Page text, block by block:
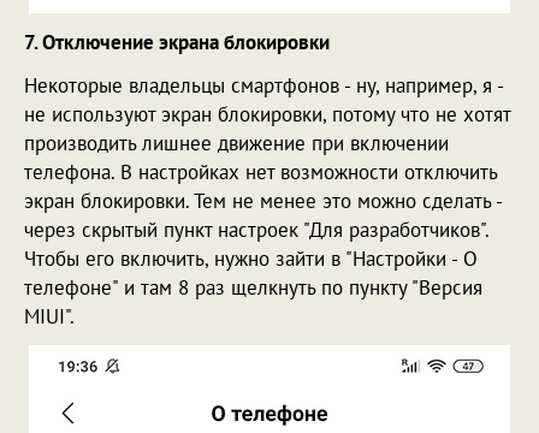
7. Отключение экрана блокировки
Некоторые владельцы смартфонов - ну, например, я -
не используют экран блокировки, потому что не хотят
производить лишнее движение при включении
телефона. В настройках нет возможности отключить
экран блокировки. Тем не менее это можно сделать -
через скрытый пункт настроек "Для разработчиков".
Чтобы его включить, нужно зайти в "Настройки - О
телефоне" и там 8 раз щелкнуть по пункту "Версия
MIUI".